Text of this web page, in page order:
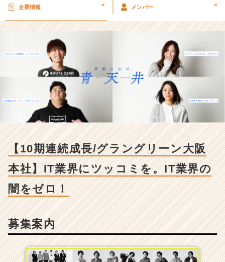
人
連
グ
グ
ー
I
T
業
企業情報 > メンバー >
【10期連続成長/グラングリーン大阪
本社】IT業界にツッコミを。IT業界の
闇をゼロ！
募集案内